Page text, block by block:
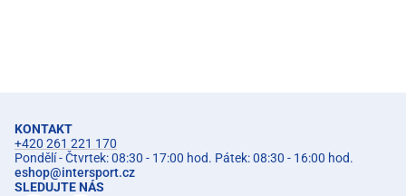
KONTAKT
+420 261 221 170
Pondělí - Čtvrtek: 08:30 - 17:00 hod. Pátek: 08:30 - 16:00 hod.
eshop@intersport.cz
SLEDUJTE NÁS